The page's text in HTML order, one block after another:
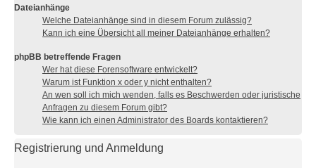
Dateianhänge
Welche Dateianhänge sind in diesem Forum zulässig?
Kann ich eine Übersicht all meiner Dateianhänge erhalten?
phpBB betreffende Fragen
Wer hat diese Forensoftware entwickelt?
Warum ist Funktion x oder y nicht enthalten?
An wen soll ich mich wenden, falls es Beschwerden oder juristische
Anfragen zu diesem Forum gibt?
Wie kann ich einen Administrator des Boards kontaktieren?
Registrierung und Anmeldung